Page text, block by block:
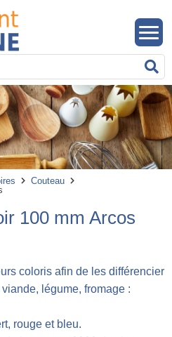
Couteau
100 mm Arcos
coloris afin de les différencier
légume, fromage :
rouge et bleu.